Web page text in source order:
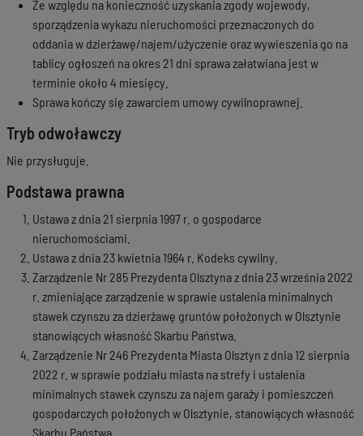
Ze względu na konieczność uzyskania zgody wojewody,
sporządzenia wykazu nieruchomości przeznaczonych do
oddania w dzierżawę/najem/użyczenie oraz wywieszenia go na
tablicy ogłoszeń na okres 21 dni sprawa załatwiana jest w
terminie około 4 miesięcy.
Sprawa kończy się zawarciem umowy cywilnoprawnej.
Tryb odwoławczy
Nie przysługuje.
Podstawa prawna
Ustawa z dnia 21 sierpnia 1997 r. o gospodarce
nieruchomościami.
Ustawa z dnia 23 kwietnia 1964 r. Kodeks cywilny.
Zarządzenie Nr 285 Prezydenta Olsztyna z dnia 23 września 2022
r. zmieniające zarządzenie w sprawie ustalenia minimalnych
stawek czynszu za dzierżawę gruntów położonych w Olsztynie
stanowiących własność Skarbu Państwa.
Zarządzenie Nr 246 Prezydenta Miasta Olsztyn z dnia 12 sierpnia
2022 r. w sprawie podziału miasta na strefy i ustalenia
minimalnych stawek czynszu za najem garaży i pomieszczeń
gospodarczych położonych w Olsztynie, stanowiących własność
Skarbu Państwa.